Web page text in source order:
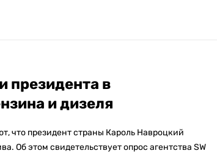
президента в
и дизеля
что президент страны Кароль Навроцкий
Об этом свидетельствует опрос агентства SW